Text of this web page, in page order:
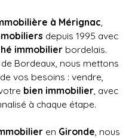
à Mérignac,
depuis 1995 avec
immobilier bordelais.
Bordeaux, nous mettons
vos besoins : vendre,
bien immobilier, avec
à chaque étape.
en Gironde, nous